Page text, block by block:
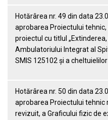
Hotărârea nr. 49 din data
aprobarea Proiectului
proiectul cu titlul
Ambulatoriului Integrat al
SMIS 125102 și a
Hotărârea nr. 50 din data
aprobarea Proiectului tehnic
revizuit, a Graficului fizic de